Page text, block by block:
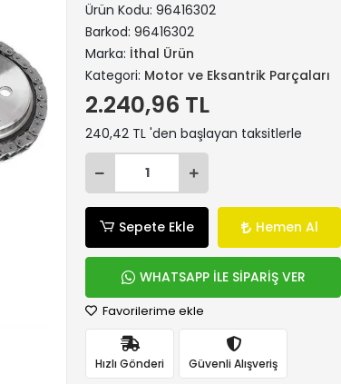
Ürün Kodu:96416302
Barkod:96416302
Marka: İthal Ürün
Kategori: Motor ve Eksantrik Parçaları
2.240,96 TL
240,42 TL 'den başlayan taksitlerle
Sepete Ekle Hemen Al
WHATSAPP İLE SİPARİŞ VER
Favorilerime ekle
Hızlı Gönderi Güvenli Alışveriş